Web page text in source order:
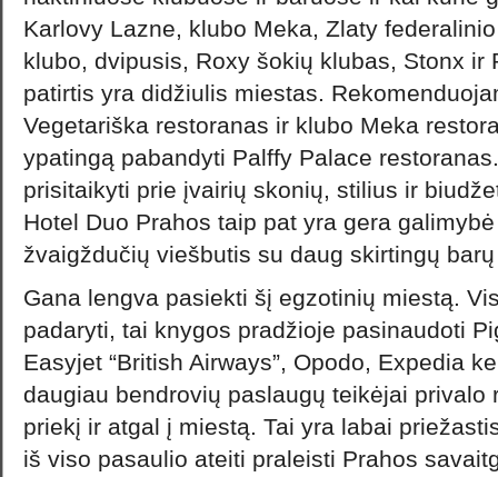
Karlovy Lazne, klubo Meka, Zlaty
klubo, dvipusis, Roxy šokių klubas, Stonx ir
patirtis yra didžiulis miestas.
Vegetariška restoranas ir klubo Meka
ypatingą pabandyti Palffy Palace
prisitaikyti prie įvairių skonių, stilius ir
Hotel Duo Prahos taip pat yra gera
žvaigždučių viešbutis su daug skirtingų
Gana lengva pasiekti šį egzotinių miestą.
padaryti, tai knygos pradžioje pasinaudoti
Easyjet “British Airways”, Opodo, Expedia
daugiau bendrovių paslaugų teikėjai privalo
priekį ir atgal į miestą. Tai yra labai
iš viso pasaulio ateiti praleisti Prahos